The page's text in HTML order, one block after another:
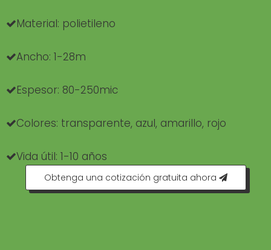
Material: polietileno
Ancho: 1-28m
Espesor: 80-250mic
Colores: transparente, azul, amarillo, rojo
Vida útil: 1-10 años
Obtenga una cotización gratuita ahora